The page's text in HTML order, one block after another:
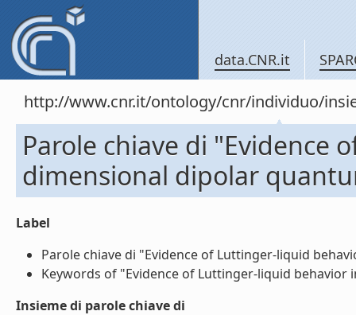
data.CNR.it
http://www.cnr.it/ontology/cnr/individuo/
Parole chiave di "Evidence
dimensional dipolar
Label
Parole chiave di "Evidence of Luttinger-liquid
Keywords of "Evidence of Luttinger-liquid
Insieme di parole chiave di